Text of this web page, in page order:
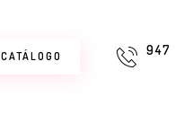
CATÁLOGO 947